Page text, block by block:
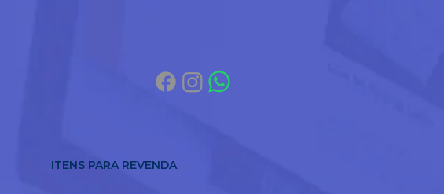
ITENS PARA REVENDA